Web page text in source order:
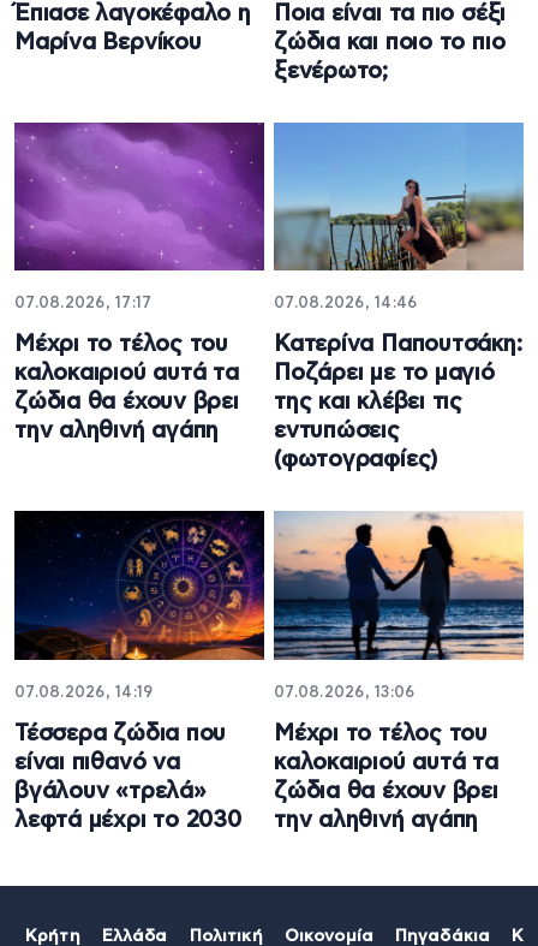
Έπιασε λαγοκέφαλο η
Μαρίνα Βερνίκου
Ποια είναι τα πιο σέξι
ζώδια και ποιο το πιο
ξενέρωτο;
07.08.2026, 17:17
Μέχρι το τέλος του
καλοκαιριού αυτά τα
ζώδια θα έχουν βρει
την αληθινή αγάπη
07.08.2026, 14:46
Κατερίνα Παπουτσάκη:
Ποζάρει με το μαγιό
της και κλέβει τις
εντυπώσεις
(φωτογραφίες)
07.08.2026, 14:19
Τέσσερα ζώδια που
είναι πιθανό να
βγάλουν «τρελά»
λεφτά μέχρι το 2030
07.08.2026, 13:06
Μέχρι το τέλος του
καλοκαιριού αυτά τα
ζώδια θα έχουν βρει
την αληθινή αγάπη
Κρήτη Ελλάδα Πολιτική Οικονομία Πηγαδάκια